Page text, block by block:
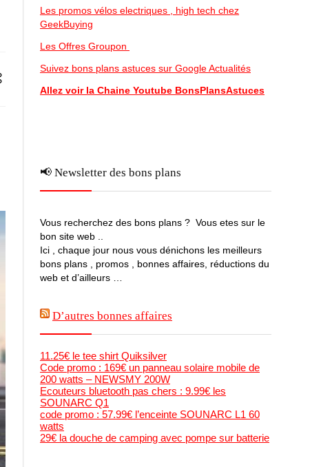
Les promos vélos electriques , high tech chez
GeekBuying
Les Offres Groupon
Suivez bons plans astuces sur Google Actualités
Allez voir la Chaine Youtube BonsPlansAstuces
📢 Newsletter des bons plans
Vous recherchez des bons plans ? Vous etes sur le
bon site web ..
Ici , chaque jour nous vous dénichons les meilleurs
bons plans , promos , bonnes affaires, réductions du
web et d’ailleurs …
D’autres bonnes affaires
11.25€ le tee shirt Quiksilver
Code promo : 169€ un panneau solaire mobile de
200 watts – NEWSMY 200W
Ecouteurs bluetooth pas chers : 9.99€ les
SOUNARC Q1
code promo : 57.99€ l’enceinte SOUNARC L1 60
watts
29€ la douche de camping avec pompe sur batterie